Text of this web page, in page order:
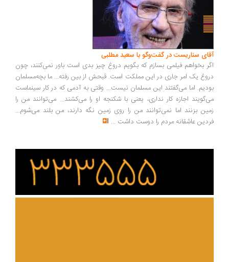
سناریست در گفت‌وگو با سعید مطلبی
بخواهم فیلمی بسازم که بگویم دروغ چیز بدی است باور نمی‌کنند، چون
یک امر جاری در این مملکت است. قبحش از بین رفته... ما بچه‌مسلمان
اما می‌گفتند این مسلمان نیست... وقتی به آدمی که در کار سینماست
اجازه کار نداری، یعنی با شکنجه او را می‌کشند... می‌توانند من را
بزنند اما نمی‌توانند من را روی زمین نگه دارند، من بلند می‌شوم...
عاشقانه مردم را دوست داشت ...